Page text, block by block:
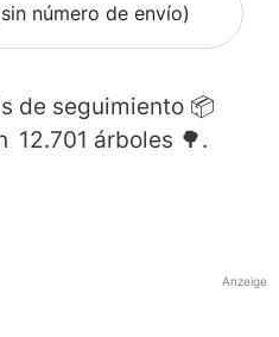
número de envío)
de seguimiento 📦
12.701 árboles 🌳.
Anzeige